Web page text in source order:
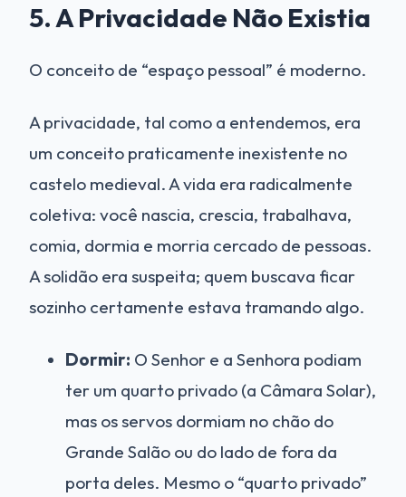
5. A Privacidade Não Existia
O conceito de “espaço pessoal” é moderno.
A privacidade, tal como a entendemos, era
um conceito praticamente inexistente no
castelo medieval. A vida era radicalmente
coletiva: você nascia, crescia, trabalhava,
comia, dormia e morria cercado de pessoas.
A solidão era suspeita; quem buscava ficar
sozinho certamente estava tramando algo.
Dormir: O Senhor e a Senhora podiam
ter um quarto privado (a Câmara Solar),
mas os servos dormiam no chão do
Grande Salão ou do lado de fora da
porta deles. Mesmo o “quarto privado”